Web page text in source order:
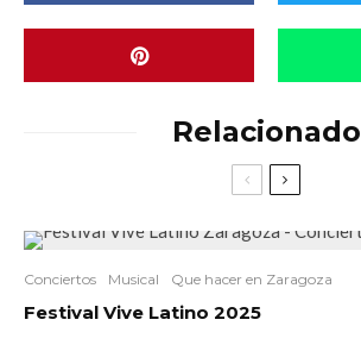
Relacionado
Conciertos Musical Que hacer en Zaragoza
Festival Vive Latino 2025